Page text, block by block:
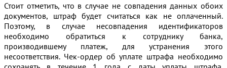
Стоит отметить, что в случае не совпадения данных обоих
документов, штраф будет считаться как не оплаченный.
Поэтому, в случае несовпадения идентификаторов
необходимо обратиться к сотруднику банка,
производившему платеж, для устранения этого
несоответствия. Чек-ордер об уплате штрафа необходимо